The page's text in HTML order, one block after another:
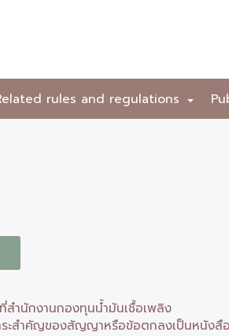
+
rules and regulations
สำนักงานกองทุนน้ำมันเชื้อเพลิง
ระสำคัญของสัญญาหรือข้อตกลงเป็นหนัง